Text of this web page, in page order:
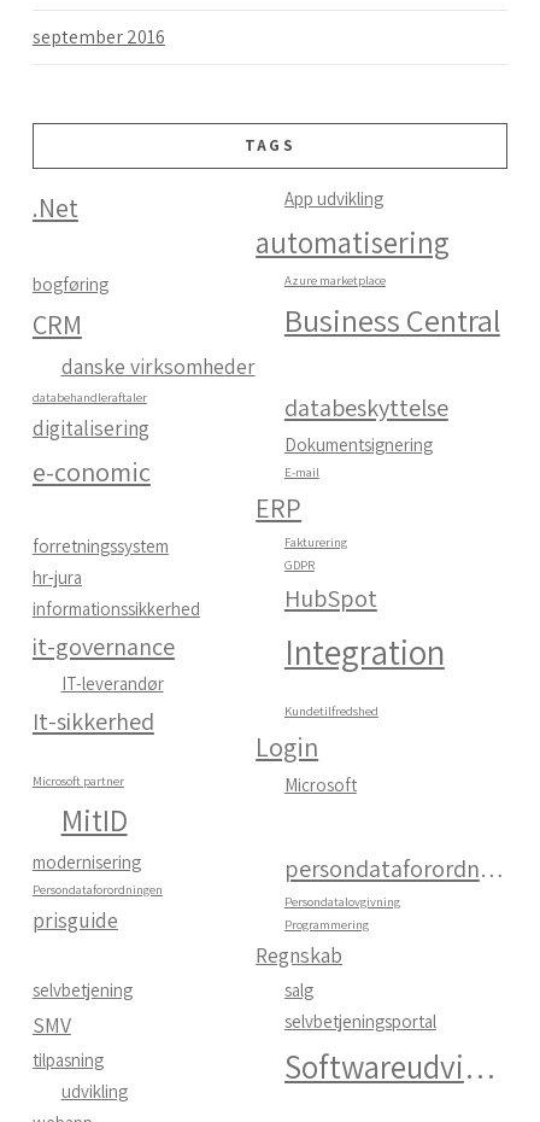
september 2016
TAGS
.Net App udvikling
automatisering
Azure marketplace
bogføring
Business Central
CRM
danske virksomheder
databehandleraftaler databeskyttelse
digitalisering
Dokumentsignering
e-conomic E-mail
ERP
Fakturering
forretningssystem
GDPR
hr-jura
HubSpot
informationssikkerhed
Integration
it-governance
IT-leverandør
It-sikkerhed Kundetilfredshed
Login
Microsoft
Microsoft partner
MitID
modernisering persondataforordning
Persondataforordningen
Persondatalovgivning
prisguide Programmering
Regnskab
salg
selvbetjening
selvbetjeningsportal
SMV
Softwareudvikling
tilpasning
udvikling